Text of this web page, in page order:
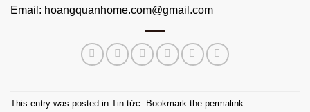
Email: hoangquanhome.com@gmail.com
This entry was posted in Tin tức . Bookmark the permalink